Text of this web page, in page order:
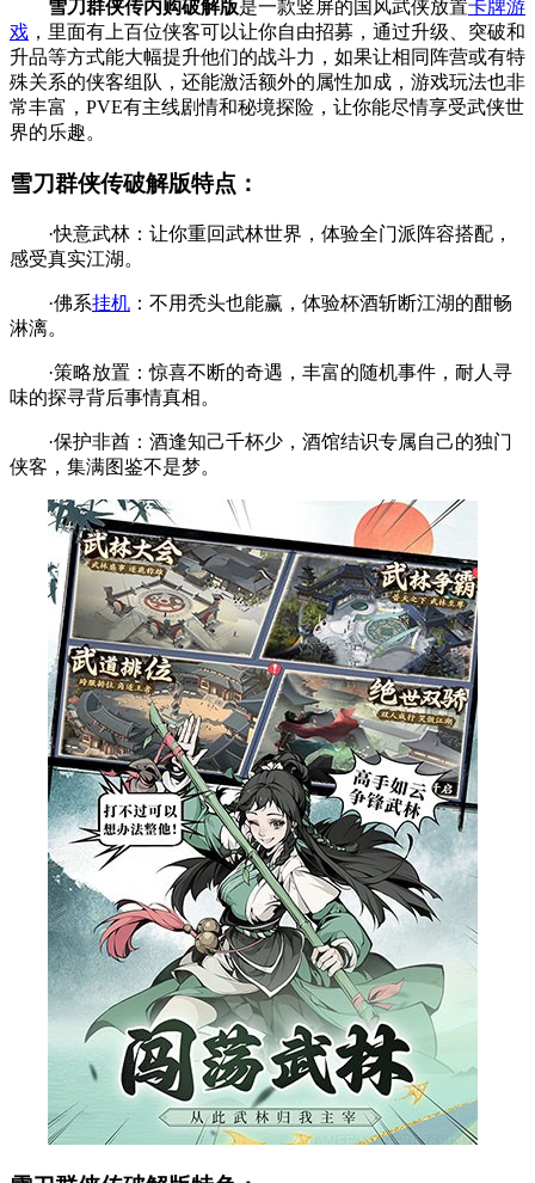
雪刀群侠传内购破解版是一款竖屏的国风武侠放置卡牌游
戏 ，里面有上百位侠客可以让你自由招募，通过升级、突破和
升品等方式能大幅提升他们的战斗力，如果让相同阵营或有特
殊关系的侠客组队，还能激活额外的属性加成，游戏玩法也非
常丰富，PVE有主线剧情和秘境探险，让你能尽情享受武侠世
界的乐趣。
雪刀群侠传破解版特点：
·快意武林：让你重回武林世界，体验全门派阵容搭配，
感受真实江湖。
·佛系挂机 ：不用秃头也能赢，体验杯酒斩断江湖的酣畅
淋漓。
·策略放置：惊喜不断的奇遇，丰富的随机事件，耐人寻
味的探寻背后事情真相。
·保护非酋：酒逢知己千杯少，酒馆结识专属自己的独门
侠客，集满图鉴不是梦。